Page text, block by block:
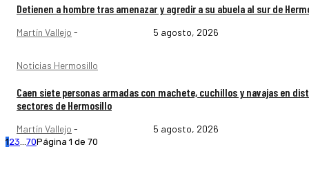
Detienen a hombre tras amenazar y agredir a su abuela al sur de
Martín Vallejo - 5 agosto, 2026
Noticias Hermosillo
Caen siete personas armadas con machete, cuchillos y navajas en
sectores de Hermosillo
Martín Vallejo - 5 agosto, 2026
123...70Página 1 de 70